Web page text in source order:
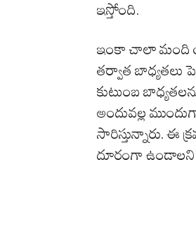
ఇస్తోంది.
ఇంకా చాలా మంది
తర్వాత బాధ్యతలు
కుటుంబ
అందువల్ల
సారిస్తున్నారు. ఈ
దూరంగా ఉండాలని